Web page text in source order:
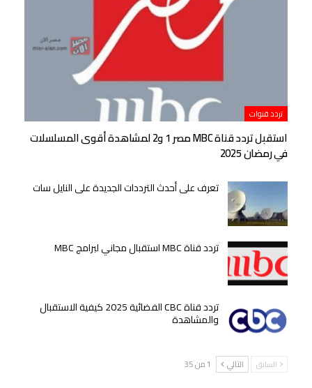
تردد قنوات
استقبل تردد قناة MBC مصر 1 و2 لمشاهدة أقوى المسلسلات
في رمضان 2025
تعرف على أحدث الترددات الجديدة على النايل سات
تردد قناة MBC استقبال مجاني لبرامج MBC
تردد قناة CBC الفضائية 2025 كيفية الاستقبال
والمشاهدة
السابق التالي 1 من 35